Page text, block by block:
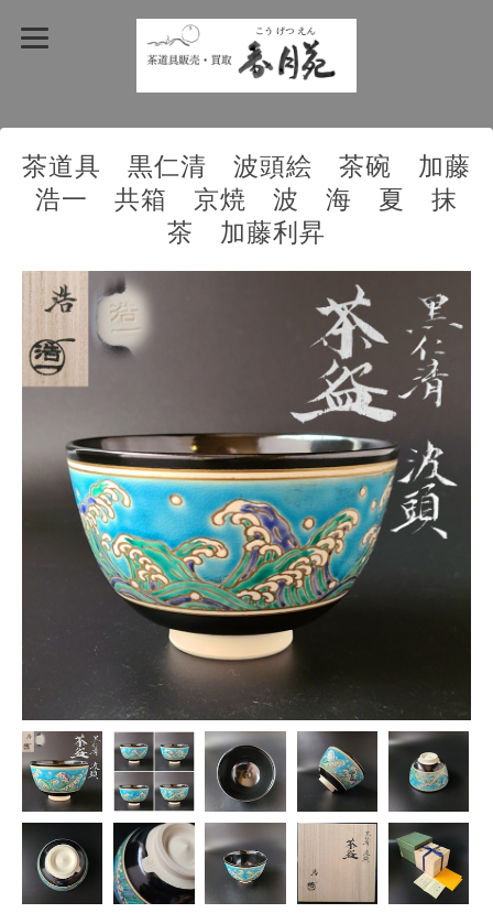
茶道具 黒仁清 波頭絵 茶碗 加藤
浩一 共箱 京焼 波 海 夏 抹
茶 加藤利昇